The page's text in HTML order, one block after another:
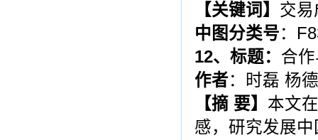
【关键词】 交
中图分类号：
12、标题： 合
作者：时磊 杨
【摘 要】 本文
感，研究发展